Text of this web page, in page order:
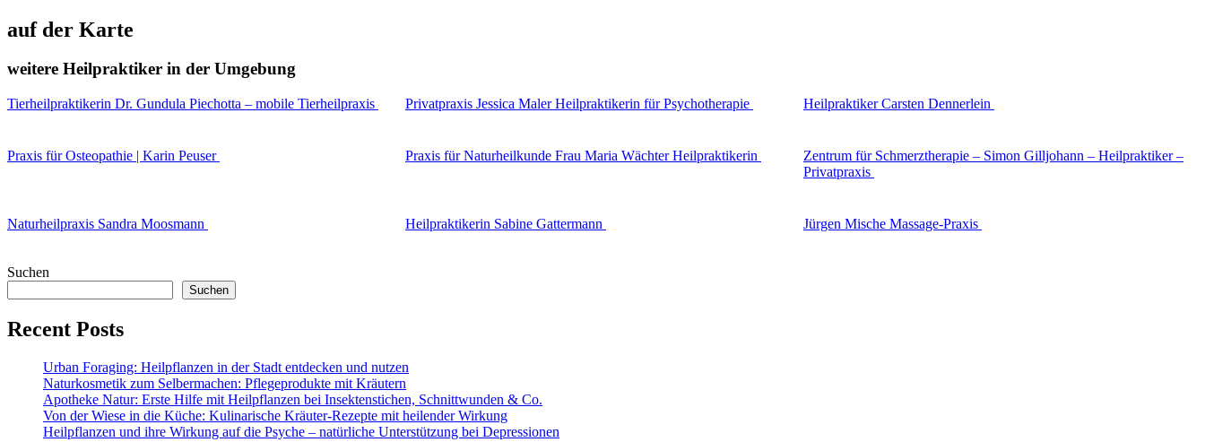
auf der Karte
weitere Heilpraktiker in der Umgebung
Tierheilpraktikerin Dr. Gundula Piechotta – mobile Tierheilpraxis Privatpraxis Jessica Maler Heilpraktikerin für Psychotherapie Heilpraktiker Carsten Dennerlein
Praxis für Osteopathie | Karin Peuser Praxis für Naturheilkunde Frau Maria Wächter Heilpraktikerin
Zentrum für Schmerztherapie – Simon Gilljohann – Heilpraktiker –
Privatpraxis
Naturheilpraxis Sandra Moosmann Heilpraktikerin Sabine Gattermann Jürgen Mische Massage-Praxis
Suchen
Suchen
Recent Posts
Urban Foraging: Heilpflanzen in der Stadt entdecken und nutzen
Naturkosmetik zum Selbermachen: Pflegeprodukte mit Kräutern
Apotheke Natur: Erste Hilfe mit Heilpflanzen bei Insektenstichen, Schnittwunden & Co.
Von der Wiese in die Küche: Kulinarische Kräuter-Rezepte mit heilender Wirkung
Heilpflanzen und ihre Wirkung auf die Psyche – natürliche Unterstützung bei Depressionen